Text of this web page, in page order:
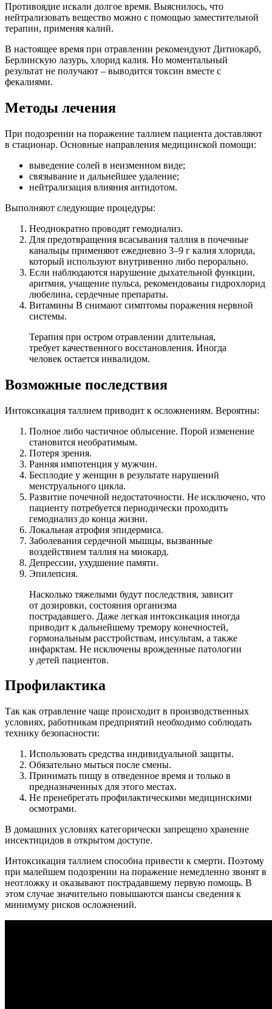
Противоядие искали долгое время. Выяснилось, что
нейтрализовать вещество можно с помощью заместительной
терапии, применяя калий.
В настоящее время при отравлении рекомендуют Дитиокарб,
Берлинскую лазурь, хлорид калия. Но моментальный
результат не получают – выводится токсин вместе с
фекалиями.
Методы лечения
При подозрении на поражение таллием пациента доставляют
в стационар. Основные направления медицинской помощи:
выведение солей в неизменном виде;
связывание и дальнейшее удаление;
нейтрализация влияния антидотом.
Выполняют следующие процедуры:
Неоднократно проводят гемодиализ.
Для предотвращения всасывания таллия в почечные
канальцы применяют ежедневно 3–9 г калия хлорида,
который используют внутривенно либо перорально.
Если наблюдаются нарушение дыхательной функции,
аритмия, учащение пульса, рекомендованы гидрохлорид
любелина, сердечные препараты.
Витамины В снимают симптомы поражения нервной
системы.
Терапия при остром отравлении длительная,
требует качественного восстановления. Иногда
человек остается инвалидом.
Возможные последствия
Интоксикация таллием приводит к осложнениям. Вероятны:
Полное либо частичное облысение. Порой изменение
становится необратимым.
Потеря зрения.
Ранняя импотенция у мужчин.
Бесплодие у женщин в результате нарушений
менструального цикла.
Развитие почечной недостаточности. Не исключено, что
пациенту потребуется периодически проходить
гемодиализ до конца жизни.
Локальная атрофия эпидермиса.
Заболевания сердечной мышцы, вызванные
воздействием таллия на миокард.
Депрессии, ухудшение памяти.
Эпилепсия.
Насколько тяжелыми будут последствия, зависит
от дозировки, состояния организма
пострадавшего. Даже легкая интоксикация иногда
приводит к дальнейшему тремору конечностей,
гормональным расстройствам, инсультам, а также
инфарктам. Не исключены врожденные патологии
у детей пациентов.
Профилактика
Так как отравление чаще происходит в производственных
условиях, работникам предприятий необходимо соблюдать
технику безопасности:
Использовать средства индивидуальной защиты.
Обязательно мыться после смены.
Принимать пищу в отведенное время и только в
предназначенных для этого местах.
Не пренебрегать профилактическими медицинскими
осмотрами.
В домашних условиях категорически запрещено хранение
инсектицидов в открытом доступе.
Интоксикация таллием способна привести к смерти. Поэтому
при малейшем подозрении на поражение немедленно звонят в
неотложку и оказывают пострадавшему первую помощь. В
этом случае значительно повышаются шансы сведения к
минимуму рисков осложнений.